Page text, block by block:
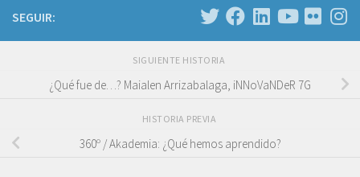
SEGUIR:
SIGUIENTE HISTORIA
¿Qué fue de…? Maialen Arrizabalaga, iNNoVaNDeR 7G
HISTORIA PREVIA
360º / Akademia: ¿Qué hemos aprendido?